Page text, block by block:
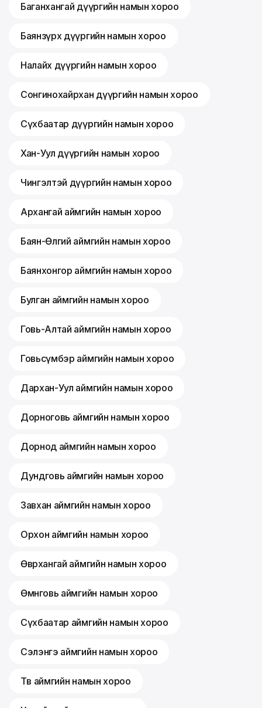
Баганхангай дүүргийн намын хороо
Баянзүрх дүүргийн намын хороо
Налайх дүүргийн намын хороо
Сонгинохайрхан дүүргийн намын хороо
Сүхбаатар дүүргийн намын хороо
Хан-Уул дүүргийн намын хороо
Чингэлтэй дүүргийн намын хороо
Архангай аймгийн намын хороо
Баян-Өлгий аймгийн намын хороо
Баянхонгор аймгийн намын хороо
Булган аймгийн намын хороо
Говь-Алтай аймгийн намын хороо
Говьсүмбэр аймгийн намын хороо
Дархан-Уул аймгийн намын хороо
Дорноговь аймгийн намын хороо
Дорнод аймгийн намын хороо
Дундговь аймгийн намын хороо
Завхан аймгийн намын хороо
Орхон аймгийн намын хороо
Өвөрхангай аймгийн намын хороо
Өмнөговь аймгийн намын хороо
Сүхбаатар аймгийн намын хороо
Сэлэнгэ аймгийн намын хороо
Төв аймгийн намын хороо